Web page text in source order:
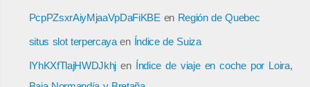
PcpPZsxrAiyMjaaVpDaFiKBE en Región de Quebec
situs slot terpercayaen Índice de Suiza
IYhKXfTlajHWDJkhj en Índice de viaje en coche por Loira,